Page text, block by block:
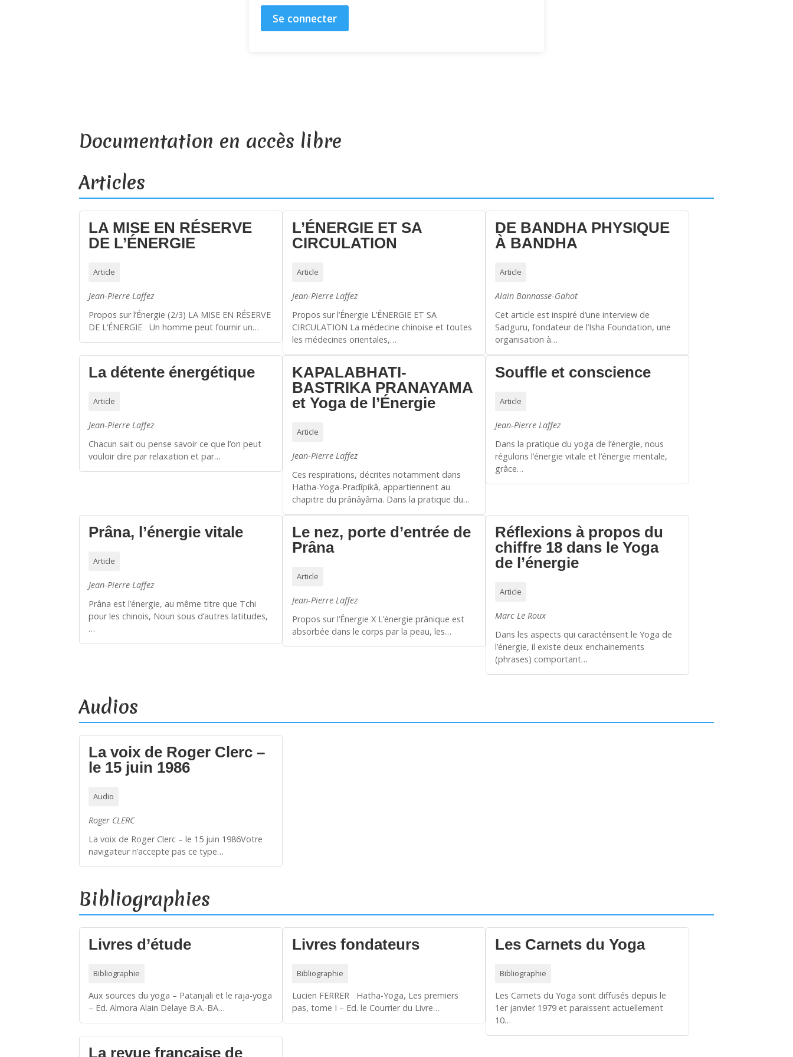
Se connecter
Documentation en accès libre
Articles
LA MISE EN RÉSERVE
DE L’ÉNERGIE
Article
Jean-Pierre Laffez
Propos sur l’Énergie (2/3) LA MISE EN RÉSERVE
DE L’ÉNERGIE Un homme peut fournir un…
L’ÉNERGIE ET SA
CIRCULATION
Article
Jean-Pierre Laffez
Propos sur l’Énergie L’ÉNERGIE ET SA
CIRCULATION La médecine chinoise et toutes
les médecines orientales,…
DE BANDHA PHYSIQUE
À BANDHA
Article
Alain Bonnasse-Gahot
Cet article est inspiré d’une interview de
Sadguru, fondateur de l’Isha Foundation, une
organisation à…
La détente énergétique
Article
Jean-Pierre Laffez
Chacun sait ou pense savoir ce que l’on peut
vouloir dire par relaxation et par…
KAPALABHATI-
BASTRIKA PRANAYAMA
et Yoga de l’Énergie
Article
Jean-Pierre Laffez
Ces respirations, décrites notamment dans
Hatha-Yoga-Pradîpikâ, appartiennent au
chapitre du prânâyâma. Dans la pratique du…
Souffle et conscience
Article
Jean-Pierre Laffez
Dans la pratique du yoga de l’énergie, nous
régulons l’énergie vitale et l’énergie mentale,
grâce…
Prâna, l’énergie vitale
Article
Jean-Pierre Laffez
Prâna est l’énergie, au même titre que Tchi
pour les chinois, Noun sous d’autres latitudes,
…
Le nez, porte d’entrée de
Prâna
Article
Jean-Pierre Laffez
Propos sur l’Énergie X L’énergie prânique est
absorbée dans le corps par la peau, les…
Réflexions à propos du
chiffre 18 dans le Yoga
de l’énergie
Article
Marc Le Roux
Dans les aspects qui caractérisent le Yoga de
l’énergie, il existe deux enchainements
(phrases) comportant…
Audios
La voix de Roger Clerc –
le 15 juin 1986
Audio
Roger CLERC
La voix de Roger Clerc – le 15 juin 1986Votre
navigateur n’accepte pas ce type…
Bibliographies
Livres d’étude
Bibliographie
Aux sources du yoga – Patanjali et le raja-yoga
– Ed. Almora Alain Delaye B.A.-BA…
Livres fondateurs
Bibliographie
Lucien FERRER Hatha-Yoga, Les premiers
pas, tome I – Ed. le Courrier du Livre…
Les Carnets du Yoga
Bibliographie
Les Carnets du Yoga sont diffusés depuis le
1er janvier 1979 et paraissent actuellement
10…
La revue française de